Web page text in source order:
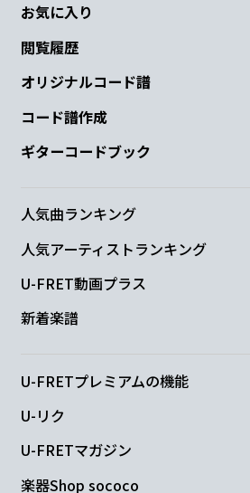
お気に入り
閲覧履歴
オリジナルコード譜
コード譜作成
ギターコードブック
人気曲ランキング
人気アーティストランキング
U-FRET動画プラス
新着楽譜
U-FRETプレミアムの機能
U-リク
U-FRETマガジン
楽器Shop sococo